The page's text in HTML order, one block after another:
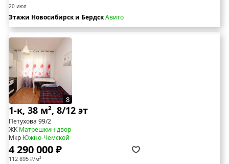
20 июл
Этажи Новосибирск и БердскАвито
8
1-к, 38 м², 8/12 эт
Петухова 99/2
ЖКМатрешкин двор
Мкр Южно-Чемской
4 290 000 ₽
112 895 ₽/м²